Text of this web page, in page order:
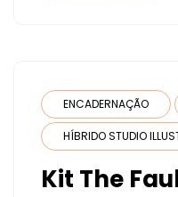
ENCADERNAÇÃO
HÍBRIDO STUDIO
Kit The